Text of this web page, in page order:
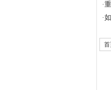
·
·